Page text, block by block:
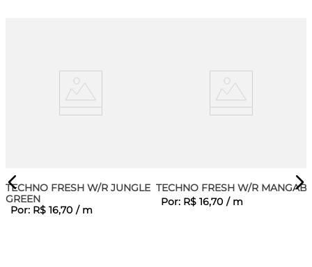
TECHNO FRESH W/R JUNGLE
GREEN
Por: R$ 16,70 / m
TECHNO FRESH W/R
Por: R$ 16,70 / m